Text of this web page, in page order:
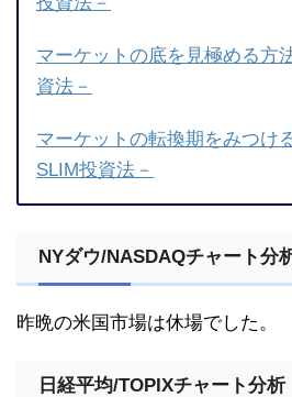
マーケットの底を見極める
資法－
マーケットの転換期をみつ
SLIM投資法－
NYダウ/NASDAQチャート分
昨晩の米国市場は休場でした。
日経平均/TOPIXチャート分析